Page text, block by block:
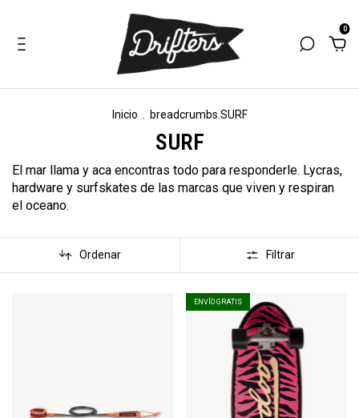
0
Inicio breadcrumbs.SURF
SURF
El mar llama y aca encontras todo para responderle. Lycras,
hardware y surfskates de las marcas que viven y respiran
el oceano.
Ordenar Filtrar
ENVÍO GRATIS